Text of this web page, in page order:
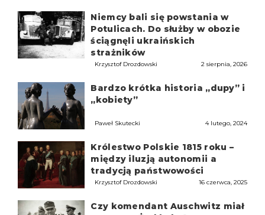
Niemcy bali się powstania w
Potulicach. Do służby w obozie
ściągnęli ukraińskich
strażników
Krzysztof Drozdowski 2 sierpnia, 2026
Bardzo krótka historia „dupy” i
„kobiety”
Paweł Skutecki 4 lutego, 2024
Królestwo Polskie 1815 roku –
między iluzją autonomii a
tradycją państwowości
Krzysztof Drozdowski 16 czerwca, 2025
Czy komendant Auschwitz miał